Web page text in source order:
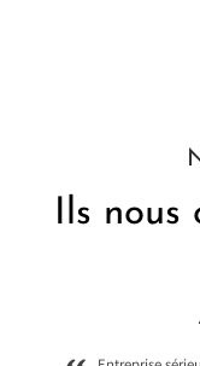
Ils nous